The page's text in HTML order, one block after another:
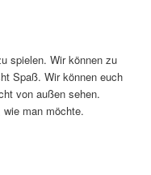
spielen. Wir können zu
Spaß. Wir können euch
von außen sehen.
man möchte.